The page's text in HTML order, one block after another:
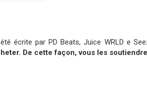
écrite par PD Beats, Juice WRLD e
De cette façon, vous les